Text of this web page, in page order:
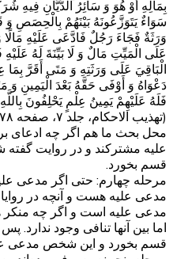
بِمَالِهِ أَوْ هُوَ وَ سَائِرُ الدُّيَّانِ فِيهِ
سَوَاءٌ يَتَوَزَّعُونَهُ بَيْنَهُمْ بِالْحِصَصِ
وَرَثَةٌ فَجَاءَ رَجُلٌ فَادَّعَى عَلَيْهِ
عَلَى الْمَيِّتِ مَالٌ وَ لَا بَيِّنَةَ لَهُ
الْبَاقِيَ عَلَى وَرَثَتِهِ وَ مَتَى أَقَرَّ
دَعْوَاهُ وَ أَوْفَى حَقَّهُ بَعْدَ الْيَمِينِ وَ
فَلَهُ عَلَيْهِمْ يَمِينُ عِلْمٍ يَحْلِفُونَ
(تهذیب الاحکام، جلد ۷، صفحه ۱۷۸)
محل بحث ما هم اگر چه ادعای
علیه مشترکند و در روایت
قسم بخورد.
مرحله چهارم: حتی اگر مدعی
مدعی علیه هست و آنچه در
مدعی علیه است و اگر چه
اما بین آنها تنافی وجود ندارد.
قسم بخورد و این شخص مدعی